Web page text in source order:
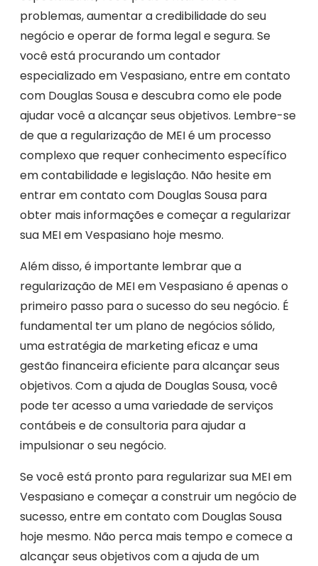
problemas, aumentar a credibilidade do seu
negócio e operar de forma legal e segura. Se
você está procurando um contador
especializado em Vespasiano, entre em contato
com Douglas Sousa e descubra como ele pode
ajudar você a alcançar seus objetivos. Lembre-se
de que a regularização de MEI é um processo
complexo que requer conhecimento específico
em contabilidade e legislação. Não hesite em
entrar em contato com Douglas Sousa para
obter mais informações e começar a regularizar
sua MEI em Vespasiano hoje mesmo.
Além disso, é importante lembrar que a
regularização de MEI em Vespasiano é apenas o
primeiro passo para o sucesso do seu negócio. É
fundamental ter um plano de negócios sólido,
uma estratégia de marketing eficaz e uma
gestão financeira eficiente para alcançar seus
objetivos. Com a ajuda de Douglas Sousa, você
pode ter acesso a uma variedade de serviços
contábeis e de consultoria para ajudar a
impulsionar o seu negócio.
Se você está pronto para regularizar sua MEI em
Vespasiano e começar a construir um negócio de
sucesso, entre em contato com Douglas Sousa
hoje mesmo. Não perca mais tempo e comece a
alcançar seus objetivos com a ajuda de um